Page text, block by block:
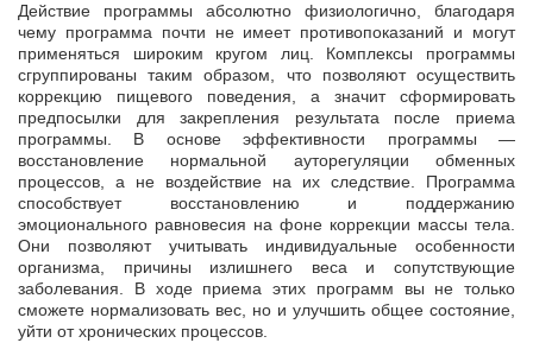
Действие программы абсолютно физиологично, благодаря
чему программа почти не имеет противопоказаний и могут
применяться широким кругом лиц. Комплексы программы
сгруппированы таким образом, что позволяют осуществить
коррекцию пищевого поведения, а значит сформировать
предпосылки для закрепления результата после приема
программы. В основе эффективности программы —
восстановление нормальной ауторегуляции обменных
процессов, а не воздействие на их следствие. Программа
способствует восстановлению и поддержанию
эмоционального равновесия на фоне коррекции массы тела.
Они позволяют учитывать индивидуальные особенности
организма, причины излишнего веса и сопутствующие
заболевания. В ходе приема этих программ вы не только
сможете нормализовать вес, но и улучшить общее состояние,
уйти от хронических процессов.